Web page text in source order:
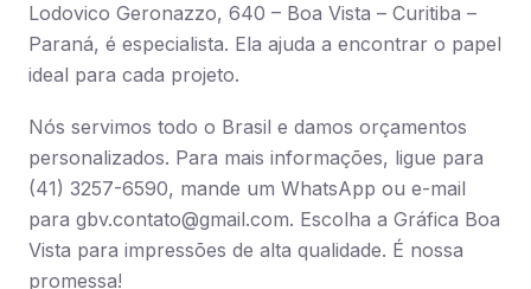
Lodovico Geronazzo, 640 – Boa Vista – Curitiba –
Paraná, é especialista. Ela ajuda a encontrar o papel
ideal para cada projeto.
Nós servimos todo o Brasil e damos orçamentos
personalizados. Para mais informações, ligue para
(41) 3257-6590, mande um WhatsApp ou e-mail
para gbv.contato@gmail.com. Escolha a Gráfica Boa
Vista para impressões de alta qualidade. É nossa
promessa!